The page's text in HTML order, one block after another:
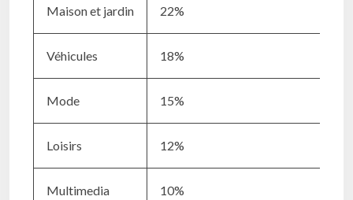
Maison et jardin 22%
Véhicules 18%
Mode 15%
Loisirs 12%
Multimedia 10%